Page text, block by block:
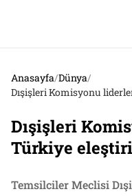
Anasayfa/Dünya/
Dışişleri Komisyonu
Dışişleri
Türkiye
Temsilciler Meclisi